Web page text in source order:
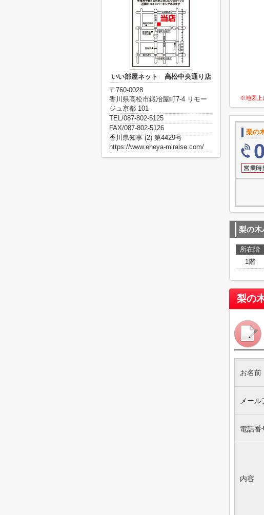
※地図上
梨の
梨の木
所在階
1階
梨の
お名前
メール
電話番
内容
いい部屋ネット 高松中央通り店
〒760-0028
香川県高松市鍛冶屋町7-4 リモー
ジュ京都 101
TEL/087-802-5125
FAX/087-802-5126
香川県知事 (2) 第4429号
https://www.eheya-miraise.com/